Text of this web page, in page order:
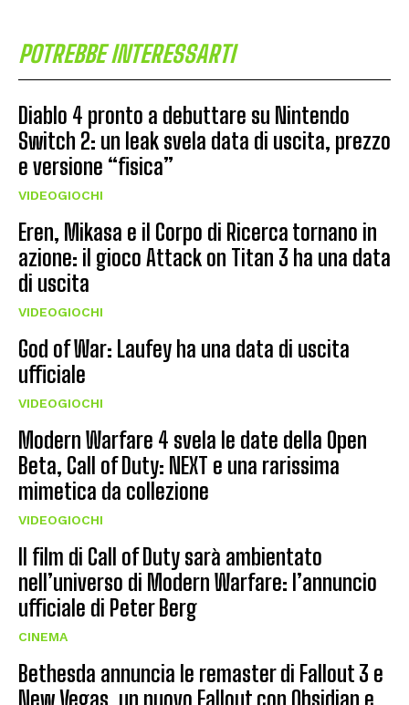
POTREBBE INTERESSARTI
Diablo 4 pronto a debuttare su Nintendo
Switch 2: un leak svela data di uscita, prezzo
e versione “fisica”
VIDEOGIOCHI
Eren, Mikasa e il Corpo di Ricerca tornano in
azione: il gioco Attack on Titan 3 ha una data
di uscita
VIDEOGIOCHI
God of War: Laufey ha una data di uscita
ufficiale
VIDEOGIOCHI
Modern Warfare 4 svela le date della Open
Beta, Call of Duty: NEXT e una rarissima
mimetica da collezione
VIDEOGIOCHI
Il film di Call of Duty sarà ambientato
nell’universo di Modern Warfare: l’annuncio
ufficiale di Peter Berg
CINEMA
Bethesda annuncia le remaster di Fallout 3 e
New Vegas, un nuovo Fallout con Obsidian e